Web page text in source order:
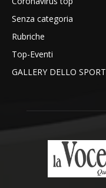
Senza categoria
Rubriche
Top-Eventi
GALLERY DELLO SPORT